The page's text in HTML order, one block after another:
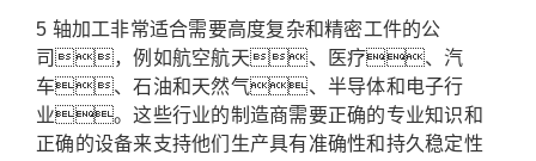
5 轴加工非常适合需要高度复杂和精密工件的公
司，例如航空航天、医疗、汽
车、石油和天然气、半导体和电子行
业。这些行业的制造商需要正确的专业知识和
正确的设备来支持他们生产具有准确性和持久稳定性